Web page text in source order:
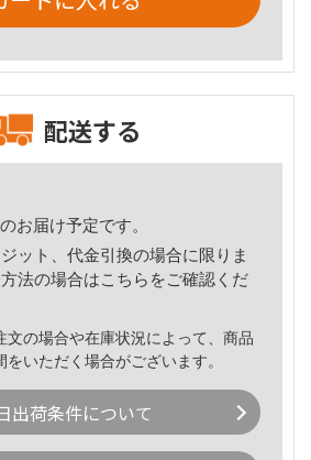
配送する
お届け予定です。
ット、代金引換の場合に限りま
法の場合はこちら をご確認くだ
の場合や在庫状況によって、商品
いただく場合がございます。
出荷条件について